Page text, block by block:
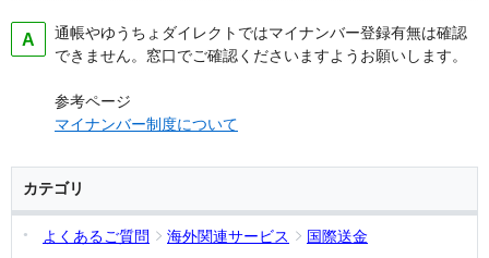
通帳やゆうちょダイレクトではマイナンバー登録有無は確認
できません。窓口でご確認くださいますようお願いします。
参考ページ
マイナンバー制度について
カテゴリ
よくあるご質問 海外関連サービス
国際送金